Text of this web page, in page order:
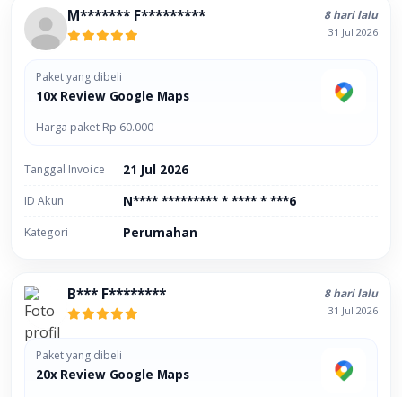
M******* F********* 8 hari lalu
31 Jul 2026
Paket yang dibeli
10x Review Google Maps
Harga paket Rp 60.000
Tanggal Invoice 21 Jul 2026
ID Akun N**** ********* * **** * ***6
Kategori Perumahan
B*** F******** 8 hari lalu
31 Jul 2026
Paket yang dibeli
20x Review Google Maps